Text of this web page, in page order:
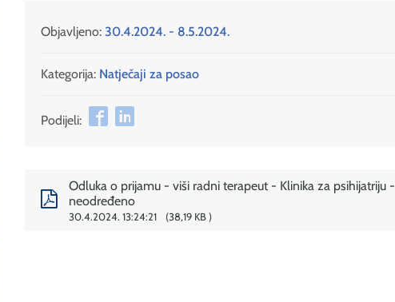
Objavljeno: 30.4.2024. - 8.5.2024.
Kategorija: Natječaji za posao
Podijeli:
Odluka o prijamu - viši radni terapeut - Klinika za psihijatriju -
neodređeno
30.4.2024. 13:24:21 38,19 KB